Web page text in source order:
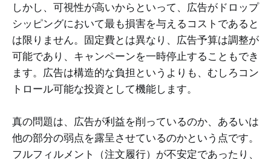
しかし、可視性が高いからといって、広告がドロップ
シッピングにおいて最も損害を与えるコストであると
は限りません。固定費とは異なり、広告予算は調整が
可能であり、キャンペーンを一時停止することもでき
ます。広告は構造的な負担というよりも、むしろコン
トロール可能な投資として機能します。
真の問題は、広告が利益を削っているのか、あるいは
他の部分の弱点を露呈させているのかという点です。
フルフィルメント（注文履行）が不安定であったり、